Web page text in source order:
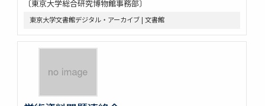
〔東京大学総合研究博物館事務部〕
東京大学文書館デジタル・アーカイブ | 文書館